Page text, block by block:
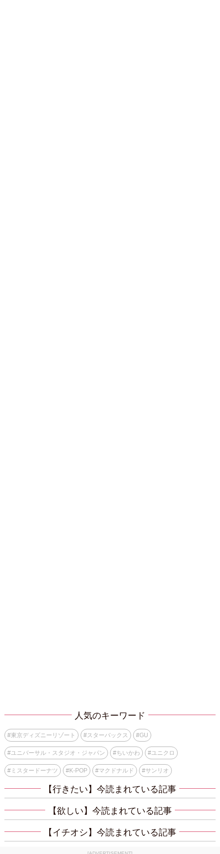
人気のキーワード
#東京ディズニーリゾート #スターバックス #GU
#ユニバーサル・スタジオ・ジャパン #ちいかわ #ユニクロ
#ミスタードーナツ #K-POP #マクドナルド #サンリオ
【行きたい】今読まれている記事
【欲しい】今読まれている記事
【イチオシ】今読まれている記事